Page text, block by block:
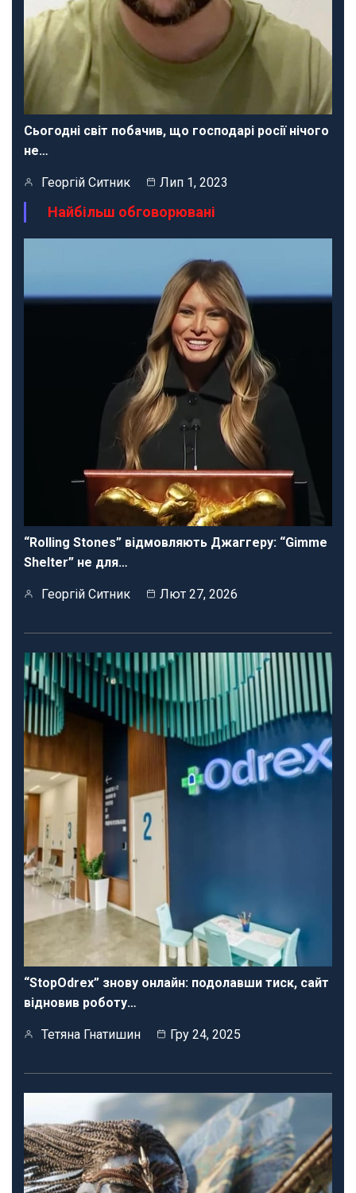
Сьогодні світ побачив, що господарі росії нічого
не…
Георгій Ситник Лип 1, 2023
Найбільш обговорювані
“Rolling Stones” відмовляють Джаггеру: “Gimme
Shelter” не для…
Георгій Ситник Лют 27, 2026
“StopOdrex” знову онлайн: подолавши тиск, сайт
відновив роботу…
Тетяна Гнатишин Гру 24, 2025